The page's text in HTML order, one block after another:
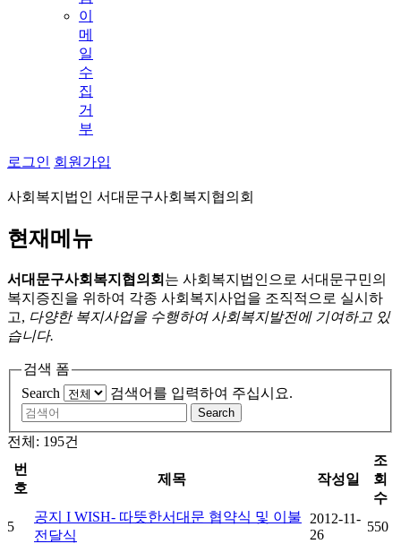
이
메
일
수
집
거
부
로그인 회원가입
사회복지법인 서대문구사회복지협의회
현재메뉴
서대문구사회복지협의회 는 사회복지법인으로 서대문구민의
복지증진을 위하여 각종 사회복지사업을 조직적으로 실시하
고, 다양한 복지사업을 수행하여 사회복지발전에 기여하고 있
습니다.
검색 폼
Search
검색어를 입력하여 주십시요.
Search
전체: 195건
번
호
제목 작성일
조
회
수
5
공지 I WISH- 따뜻한서대문 협약식 및 이불
전달식
2012-11-
26
550